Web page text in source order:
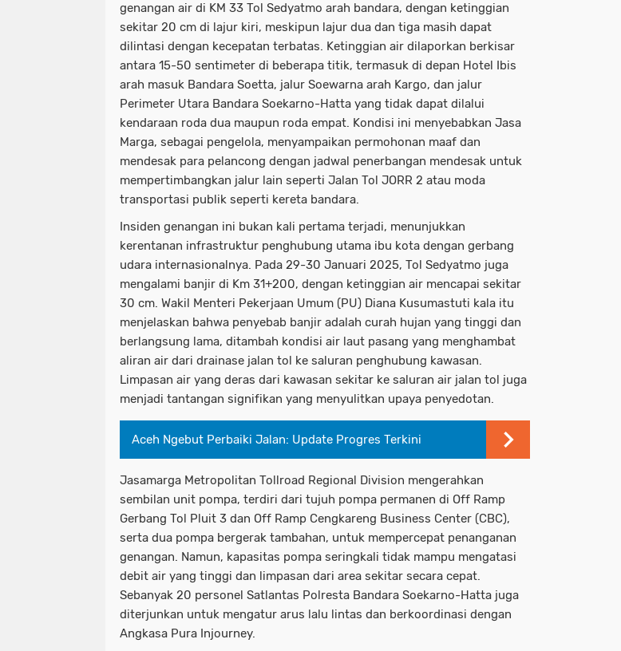
genangan air di KM 33 Tol Sedyatmo arah bandara, dengan ketinggian
sekitar 20 cm di lajur kiri, meskipun lajur dua dan tiga masih dapat
dilintasi dengan kecepatan terbatas. Ketinggian air dilaporkan berkisar
antara 15-50 sentimeter di beberapa titik, termasuk di depan Hotel Ibis
arah masuk Bandara Soetta, jalur Soewarna arah Kargo, dan jalur
Perimeter Utara Bandara Soekarno-Hatta yang tidak dapat dilalui
kendaraan roda dua maupun roda empat. Kondisi ini menyebabkan Jasa
Marga, sebagai pengelola, menyampaikan permohonan maaf dan
mendesak para pelancong dengan jadwal penerbangan mendesak untuk
mempertimbangkan jalur lain seperti Jalan Tol JORR 2 atau moda
transportasi publik seperti kereta bandara.
Insiden genangan ini bukan kali pertama terjadi, menunjukkan
kerentanan infrastruktur penghubung utama ibu kota dengan gerbang
udara internasionalnya. Pada 29-30 Januari 2025, Tol Sedyatmo juga
mengalami banjir di Km 31+200, dengan ketinggian air mencapai sekitar
30 cm. Wakil Menteri Pekerjaan Umum (PU) Diana Kusumastuti kala itu
menjelaskan bahwa penyebab banjir adalah curah hujan yang tinggi dan
berlangsung lama, ditambah kondisi air laut pasang yang menghambat
aliran air dari drainase jalan tol ke saluran penghubung kawasan.
Limpasan air yang deras dari kawasan sekitar ke saluran air jalan tol juga
menjadi tantangan signifikan yang menyulitkan upaya penyedotan.
Aceh Ngebut Perbaiki Jalan: Update Progres Terkini
Jasamarga Metropolitan Tollroad Regional Division mengerahkan
sembilan unit pompa, terdiri dari tujuh pompa permanen di Off Ramp
Gerbang Tol Pluit 3 dan Off Ramp Cengkareng Business Center (CBC),
serta dua pompa bergerak tambahan, untuk mempercepat penanganan
genangan. Namun, kapasitas pompa seringkali tidak mampu mengatasi
debit air yang tinggi dan limpasan dari area sekitar secara cepat.
Sebanyak 20 personel Satlantas Polresta Bandara Soekarno-Hatta juga
diterjunkan untuk mengatur arus lalu lintas dan berkoordinasi dengan
Angkasa Pura Injourney.